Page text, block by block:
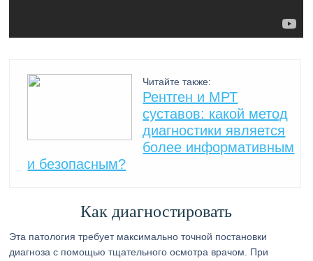
Читайте также:
Рентген и МРТ
суставов: какой метод
диагностики является
более информативным
и безопасным?
Как диагностировать
Эта патология требует максимально точной постановки
диагноза с помощью тщательного осмотра врачом. При